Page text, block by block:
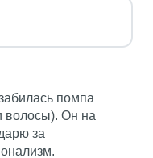
помпа
волосы). Он на
за